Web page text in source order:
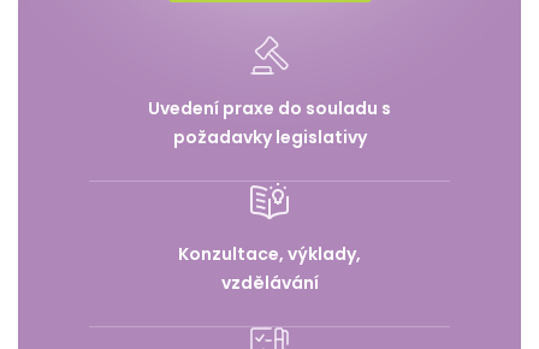
Uvedení praxe do souladu s
požadavky legislativy
Konzultace, výklady,
vzdělávání